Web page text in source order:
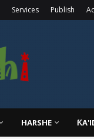
Services Publish
HARSHE